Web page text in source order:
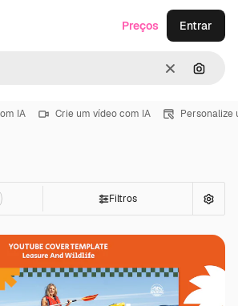
Limpar
Preços Entrar
IA Crie um vídeo com IA Personalize
Filtros